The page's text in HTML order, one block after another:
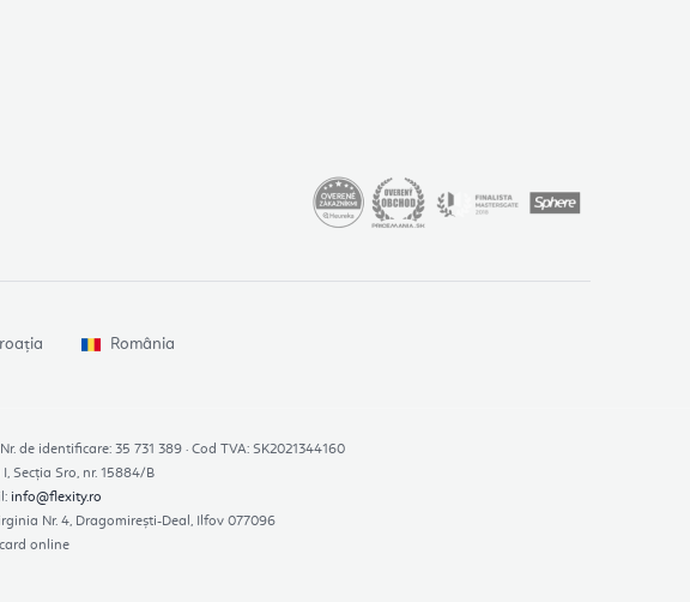
România
de identificare: 35 731 389 · Cod TVA: SK2021344160
Secția Sro, nr. 15884/B
info@flexity.ro
Nr. 4, Dragomirești-Deal, Ilfov 077096
online